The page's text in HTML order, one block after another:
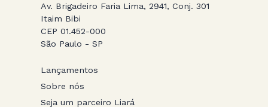
Av. Brigadeiro Faria Lima, 2941, Conj. 301
Itaim Bibi
CEP 01.452-000
São Paulo - SP
Lançamentos
Sobre nós
Seja um parceiro Liará